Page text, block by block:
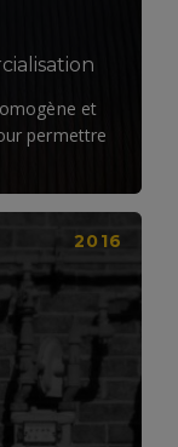
et
permettre
2016